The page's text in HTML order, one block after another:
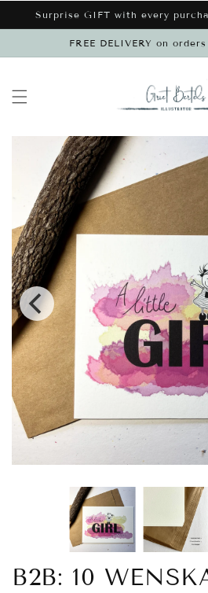
Skip to
content
Surprise GIFT with every
FREE DELIVERY on
B2B: 10